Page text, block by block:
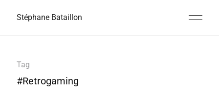
Stéphane Bataillon
Tag
#Retrogaming